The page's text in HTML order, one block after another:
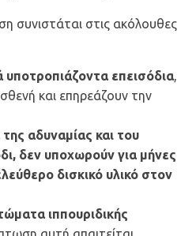
συνιστάται στις ακόλουθες
επεισόδια,
και επηρεάζουν την
αδυναμίας και του
δεν υποχωρούν για μήνες
δισκικό υλικό στον
ιππουριδικής